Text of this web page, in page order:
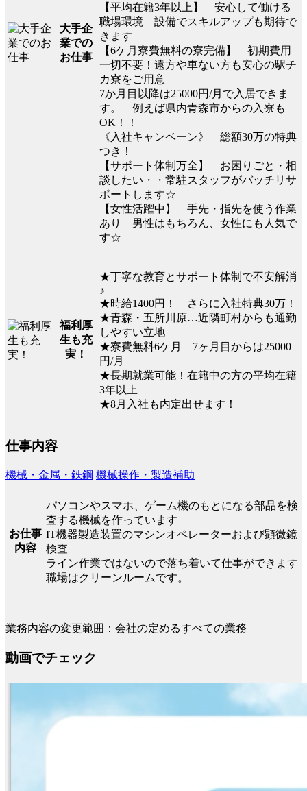
大手企
業での
お仕事
【平均在籍3年以上】 安心して働ける
職場環境 設備でスキルアップも期待で
きます
【6ケ月寮費無料の寮完備】 初期費用
一切不要！遠方や車ない方も安心の駅チ
カ寮をご用意
7か月目以降は25000円/月で入居できま
す。 例えば県内青森市からの入寮も
OK！！
《入社キャンベーン》 総額30万の特典
つき！
【サポート体制万全】 お困りごと・相
談したい・・常駐スタッフがバッチリサ
ポートします☆
【女性活躍中】 手先・指先を使う作業
あり 男性はもちろん、女性にも人気で
す☆
福利厚
生も充
実！
★丁寧な教育とサポート体制で不安解消
♪
★時給1400円！ さらに入社特典30万！
★青森・五所川原…近隣町村からも通勤
しやすい立地
★寮費無料6ケ月 7ヶ月目からは25000
円/月
★長期就業可能！在籍中の方の平均在籍
3年以上
★8月入社も内定出せます！
仕事内容
機械・金属・鉄鋼 機械操作・製造補助
お仕事
内容
パソコンやスマホ、ゲーム機のもとになる部品を検
査する機械を作っています
IT機器製造装置のマシンオペレーターおよび顕微鏡
検査
ライン作業ではないので落ち着いて仕事ができます
職場はクリーンルームです。
業務内容の変更範囲：会社の定めるすべての業務
動画でチェック